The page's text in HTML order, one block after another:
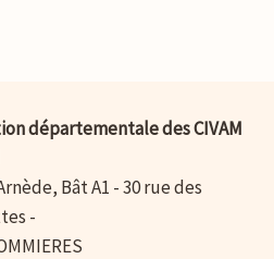
départementale des CIVAM
Bât A1 - 30 rue des
-